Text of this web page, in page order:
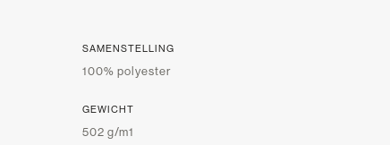
SAMENSTELLING
100% polyester
GEWICHT
502 g/m1